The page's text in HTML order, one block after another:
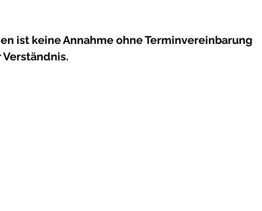
ist keine Annahme ohne Terminvereinbarung